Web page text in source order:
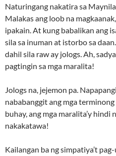
Naturingang nakatira sa
Malakas ang loob na
ipakain. At kung babalikan ang
sila sa inuman at istorbo sa
dahil sila raw ay jologs. Ah,
pagtingin sa mga maralita!
Jologs na, jejemon pa.
nababanggit ang mga terminong
buhay, ang mga maralita’y hindi
nakakatawa!
Kailangan ba ng simpatiya’t